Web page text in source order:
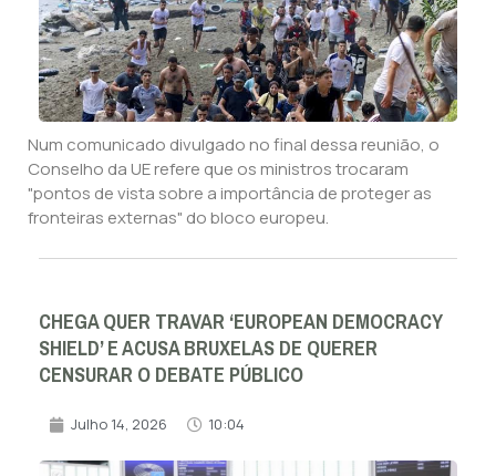
Num comunicado divulgado no final dessa reunião, o
Conselho da UE refere que os ministros trocaram
"pontos de vista sobre a importância de proteger as
fronteiras externas" do bloco europeu.
CHEGA QUER TRAVAR ‘EUROPEAN DEMOCRACY
SHIELD’ E ACUSA BRUXELAS DE QUERER
CENSURAR O DEBATE PÚBLICO
Julho 14, 2026 10:04